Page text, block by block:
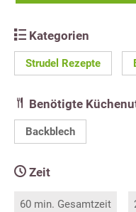
Kategorien
Strudel Rezepte
Benötigte
Backblech
Zeit
60 min. Gesamtzeit